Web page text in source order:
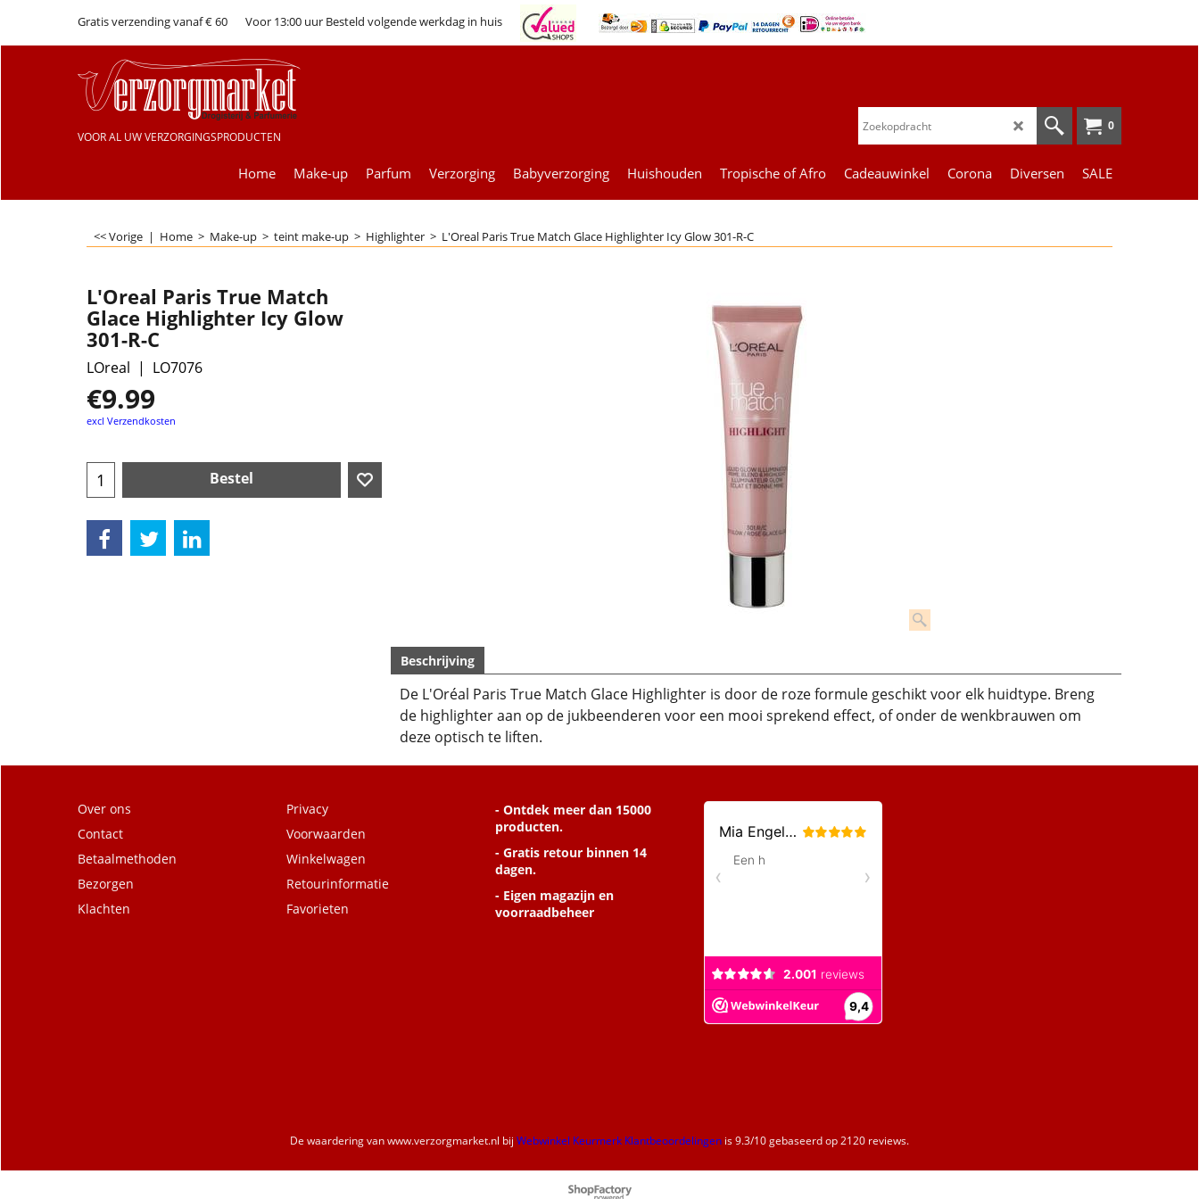
Gratis verzending vanaf € 60 Voor 13:00 uur Besteld volgende werkdag in huis
VOOR AL UW VERZORGINGSPRODUCTEN
0
Home Make-up Parfum Verzorging Babyverzorging Huishouden Tropische of Afro Cadeauwinkel Corona Diversen SALE
<< Vorige | Home > Make-up > teint make-up > Highlighter > L'Oreal Paris True Match Glace Highlighter Icy Glow 301-R-C
L'Oreal Paris True Match
Glace Highlighter Icy Glow
301-R-C
LOreal LO7076
€9.99
excl Verzendkosten
Bestel
Beschrijving
De L'Oréal Paris True Match Glace Highlighter is door de roze formule geschikt voor elk huidtype. Breng
de highlighter aan op de jukbeenderen voor een mooi sprekend effect, of onder de wenkbrauwen om
deze optisch te liften.
Over ons
Contact
Betaalmethoden
Bezorgen
Klachten
Privacy
Voorwaarden
Winkelwagen
Retourinformatie
Favorieten
- Ontdek meer dan 15000
producten.
- Gratis retour binnen 14
dagen.
- Eigen magazijn en
voorraadbeheer
De waardering vanwww.verzorgmarket.nl bij Webwinkel Keurmerk Klantbeoordelingen is9.3/10gebaseerd op 2120 reviews.
Webwinkel gemaakt met